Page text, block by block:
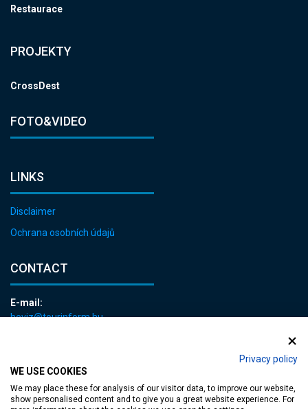
Privacy policy
WE USE COOKIES
We may place these for analysis of our visitor data, to improve our website,
show personalised content and to give you a great website experience. For
Restaurace
PROJEKTY
CrossDest
FOTO&VIDEO
LINKS
Disclaimer
Ochrana osobních údajů
CONTACT
E-mail:
heviz@tourinform.hu